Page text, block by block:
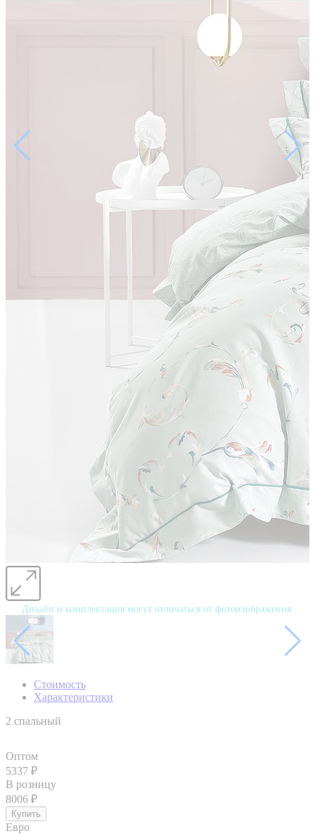
Дизайн и комплектация могут отличаться от фотоизображения.
Стоимость
Характеристики
2 спальный
Оптом
5337 ₽
В розницу
8006 ₽
Евро